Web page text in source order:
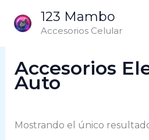
contenido
123 Mambo
Accesorios Celular
Accesorios
Auto
Mostrando el único